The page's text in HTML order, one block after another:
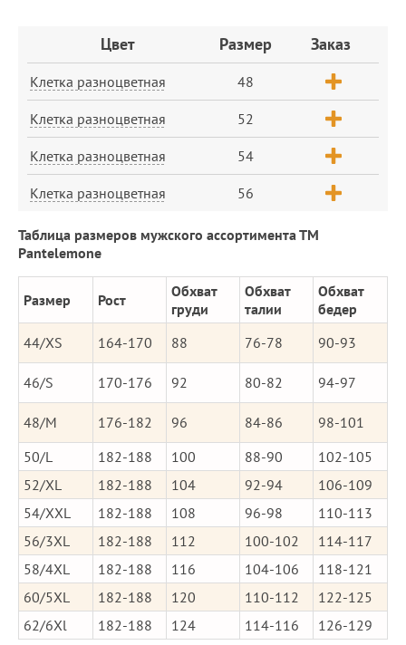
Цвет Размер Заказ
Клетка разноцветная 48
Клетка разноцветная 52
Клетка разноцветная 54
Клетка разноцветная 56
Таблица размеров мужского ассортимента ТМ
Pantelemone
Размер Рост
Обхват
груди
Обхват
талии
Обхват
бедер
44/XS
164-170 88 76-78 90-93
46/S 170-176 92 80-82 94-97
48/M 176-182 96 84-86
98-101
50/L
182-188 100 88-90
102-105
52/XL
182-188 104 92-94
106-109
54/XXL
182-188 108 96-98
110-113
56/3XL
182-188 112 100-102
114-117
58/4XL
182-188 116 104-106
118-121
60/5XL
182-188 120 110-112
122-125
62/6Xl
182-188 124 114-116 126-129